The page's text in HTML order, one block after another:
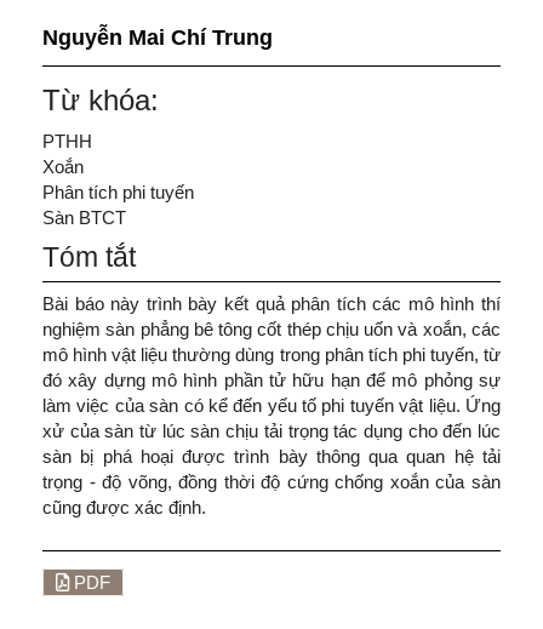
Nguyễn Mai Chí Trung
Từ khóa:
PTHH
Xoắn
Phân tích phi tuyến
Sàn BTCT
Tóm tắt
Bài báo này trình bày kết quả phân tích các mô hình thí
nghiệm sàn phẳng bê tông cốt thép chịu uốn và xoắn, các
mô hình vật liệu thường dùng trong phân tích phi tuyến, từ
đó xây dựng mô hình phần tử hữu hạn để mô phỏng sự
làm việc của sàn có kể đến yếu tố phi tuyến vật liệu. Ứng
xử của sàn từ lúc sàn chịu tải trọng tác dụng cho đến lúc
sàn bị phá hoại được trình bày thông qua quan hệ tải
trọng - độ võng, đồng thời độ cứng chống xoắn của sàn
cũng được xác định.
PDF